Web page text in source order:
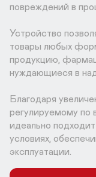
повреждений в
Устройство
товары любых
продукцию,
нуждающиеся в
Благодаря
регулируемому по
идеально
условиях,
эксплуатации.